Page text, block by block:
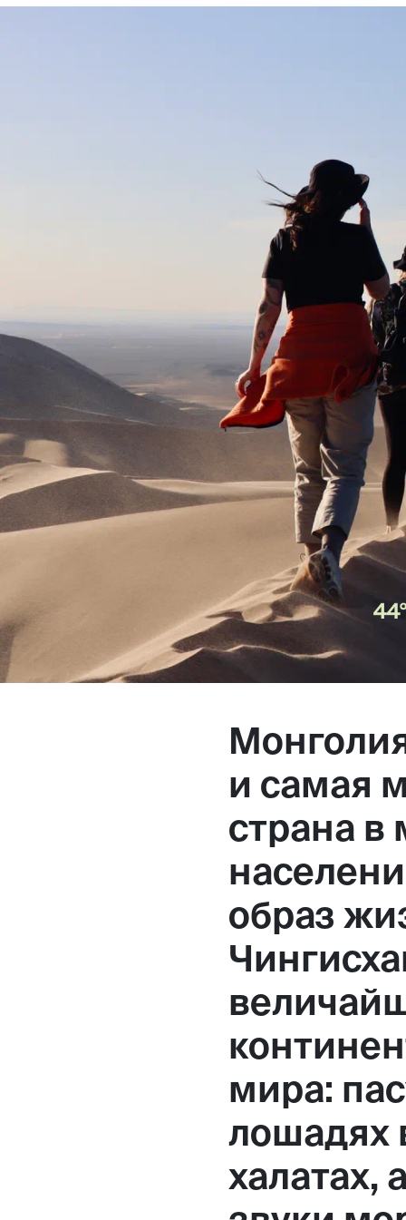
Дневник
Магазин
Контакты
Галерея ОтзывыFAQ
+7 925 836 16 98
info@powerofterritory.ru
Большая
вход 10, 3 этаж, КП «Дизайн
и самая
страна в
образ
мира:
лошадях
халатах,